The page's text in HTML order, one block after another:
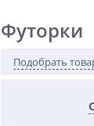
Футорки
Подобрать